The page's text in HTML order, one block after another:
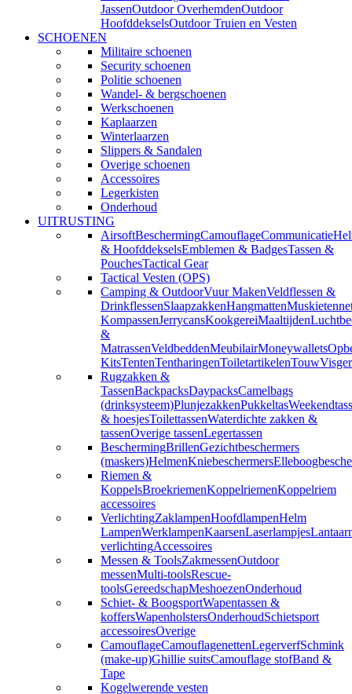
JassenOutdoor OverhemdenOutdoor
HoofddekselsOutdoor Truien en Vesten
SCHOENEN
Militaire schoenen
Security schoenen
Politie schoenen
Wandel- & bergschoenen
Werkschoenen
Kaplaarzen
Winterlaarzen
Slippers & Sandalen
Overige schoenen
Accessoires
Legerkisten
Onderhoud
UITRUSTING
AirsoftBeschermingCamouflageCommunicatie
& HoofddekselsEmblemen & BadgesTassen &
PouchesTactical Gear
Tactical Vesten (OPS)
Camping & OutdoorVuur MakenVeldflessen &
DrinkflessenSlaapzakkenHangmatten
KompassenJerrycansKookgereiMaaltijden
&
MatrassenVeldbeddenMeubilairMoneywallets
KitsTentenTentharingenToiletartikelenTouw
Rugzakken &
TassenBackpacksDaypacksCamelbags
(drinksysteem)PlunjezakkenPukkeltas
& hoesjesToilettassenWaterdichte zakken &
tassenOverige tassenLegertassen
BeschermingBrillenGezichtbeschermers
(maskers)HelmenKniebeschermers
Riemen &
KoppelsBroekriemenKoppelriemenKoppelriem
accessoires
VerlichtingZaklampenHoofdlampenHelm
LampenWerklampenKaarsenLaserlampjes
verlichtingAccessoires
Messen & ToolsZakmessenOutdoor
messenMulti-toolsRescue-
toolsGereedschapMeshoezenOnderhoud
Schiet- & BoogsportWapentassen &
koffersWapenholstersOnderhoudSchietsport
accessoiresOverige
CamouflageCamouflagenettenLegerverfSchmink
(make-up)Ghillie suitsCamouflage stofBand &
Tape
Kogelwerende vesten